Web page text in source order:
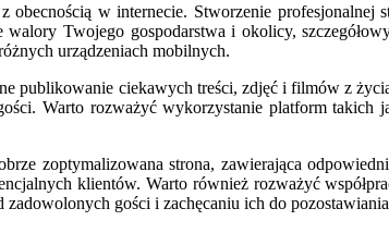
obecnością w internecie. Stworzenie
Twojego gospodarstwa i okolicy,
urządzeniach mobilnych.
publikowanie ciekawych treści, zdjęć i filmów z
Warto rozważyć wykorzystanie platform takich
zoptymalizowana strona, zawierająca
klientów. Warto również rozważyć
gości i zachęcaniu ich do